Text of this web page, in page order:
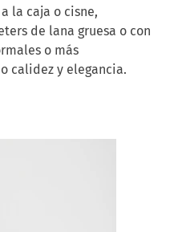
la caja o cisne,
de lana gruesa o con
o más
calidez y elegancia.